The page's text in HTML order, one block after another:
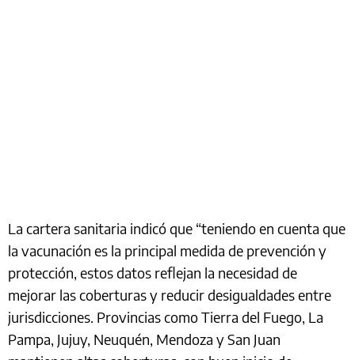
La cartera sanitaria indicó que “teniendo en cuenta que
la vacunación es la principal medida de prevención y
protección, estos datos reflejan la necesidad de
mejorar las coberturas y reducir desigualdades entre
jurisdicciones. Provincias como Tierra del Fuego, La
Pampa, Jujuy, Neuquén, Mendoza y San Juan